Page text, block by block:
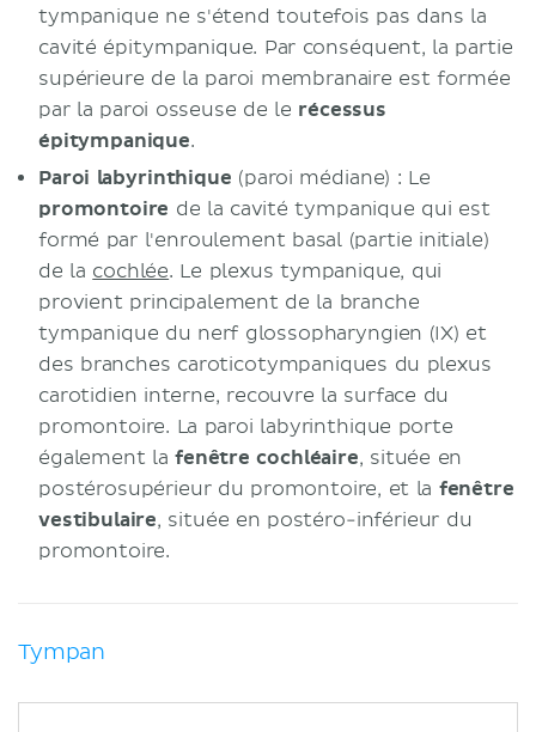
tympanique ne s'étend toutefois pas dans la
cavité épitympanique. Par conséquent, la partie
supérieure de la paroi membranaire est formée
par la paroi osseuse de le récessus
épitympanique.
Paroi labyrinthique (paroi médiane) : Le
promontoire de la cavité tympanique qui est
formé par l'enroulement basal (partie initiale)
de la cochlée. Le plexus tympanique, qui
provient principalement de la branche
tympanique du nerf glossopharyngien (IX) et
des branches caroticotympaniques du plexus
carotidien interne, recouvre la surface du
promontoire. La paroi labyrinthique porte
également lafenêtre cochléaire, située en
postérosupérieur du promontoire, et la fenêtre
vestibulaire, située en postéro-inférieur du
promontoire.
Tympan